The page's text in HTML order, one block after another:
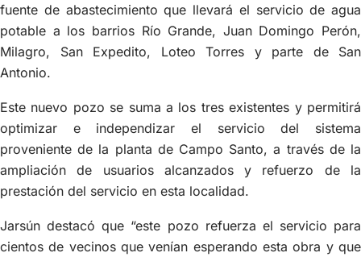
fuente de abastecimiento que llevará el servicio de agua
potable a los barrios Río Grande, Juan Domingo Perón,
Milagro, San Expedito, Loteo Torres y parte de San
Antonio.
Este nuevo pozo se suma a los tres existentes y permitirá
optimizar e independizar el servicio del sistema
proveniente de la planta de Campo Santo, a través de la
ampliación de usuarios alcanzados y refuerzo de la
prestación del servicio en esta localidad.
Jarsún destacó que “este pozo refuerza el servicio para
cientos de vecinos que venían esperando esta obra y que